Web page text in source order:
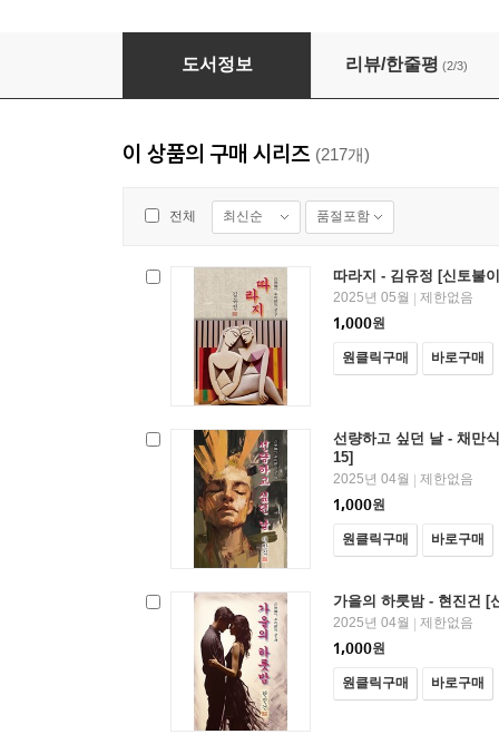
아내의 자는 얼굴 - 최서해 [신토불이 우리문학
도서정보 리뷰/한줄평 (2/3)
이 상품의 구매 시리즈 (217개)
전체 최신순 품절포함
따라지 - 김유정 [신토불
2025년 05월
제한없음
1,000원
원클릭구매 바로구매
선량하고 싶던 날 - 채만
15]
2025년 04월
제한없음
1,000원
원클릭구매 바로구매
가을의 하룻밤 - 현진건 [
2025년 04월
제한없음
1,000원
원클릭구매 바로구매